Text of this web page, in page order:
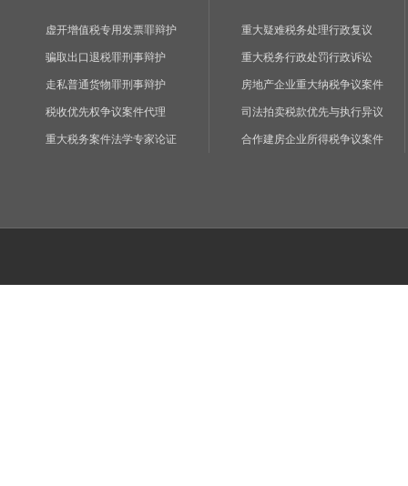
虚开增值税专用发票罪辩护
骗取出口退税罪刑事辩护
走私普通货物罪刑事辩护
税收优先权争议案件代理
重大税务案件法学专家论证
重大疑难税务处理行政复议
重大税务行政处罚行政诉讼
房地产企业重大纳税争议案件
司法拍卖税款优先与执行异议
合作建房企业所得税争议案件